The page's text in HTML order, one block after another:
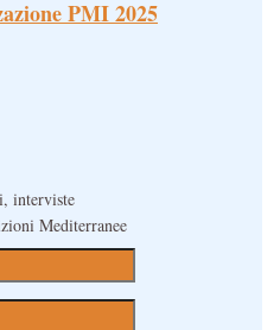
PMI 2025
interviste
Mediterranee